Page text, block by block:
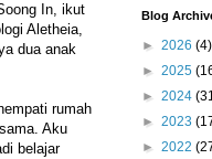
In, ikut
Aletheia,
dua anak
rumah
Aku
belajar
Blog
► 2026 (4)
► 2025
► 2024
► 2023
► 2022